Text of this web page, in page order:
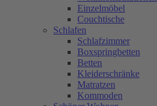
Einzelmöbel
Couchtische
Schlafen
Schlafzimmer
Boxspringbetten
Betten
Kleiderschränke
Matratzen
Kommoden